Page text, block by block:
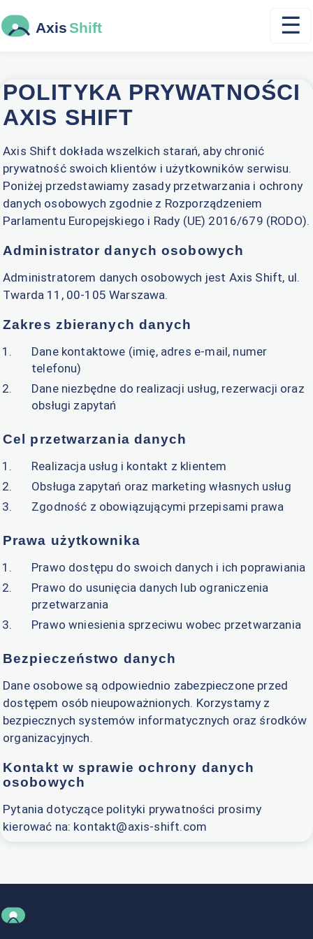
☰
POLITYKA PRYWATNOŚCI
AXIS SHIFT
Axis Shift dokłada wszelkich starań, aby chronić
prywatność swoich klientów i użytkowników serwisu.
Poniżej przedstawiamy zasady przetwarzania i ochrony
danych osobowych zgodnie z Rozporządzeniem
Parlamentu Europejskiego i Rady (UE) 2016/679 (RODO).
Administrator danych osobowych
Administratorem danych osobowych jest Axis Shift, ul.
Twarda 11, 00-105 Warszawa.
Zakres zbieranych danych
Dane kontaktowe (imię, adres e-mail, numer
telefonu)
Dane niezbędne do realizacji usług, rezerwacji oraz
obsługi zapytań
Cel przetwarzania danych
Realizacja usług i kontakt z klientem
Obsługa zapytań oraz marketing własnych usług
Zgodność z obowiązującymi przepisami prawa
Prawa użytkownika
Prawo dostępu do swoich danych i ich poprawiania
Prawo do usunięcia danych lub ograniczenia
przetwarzania
Prawo wniesienia sprzeciwu wobec przetwarzania
Bezpieczeństwo danych
Dane osobowe są odpowiednio zabezpieczone przed
dostępem osób nieupoważnionych. Korzystamy z
bezpiecznych systemów informatycznych oraz środków
organizacyjnych.
Kontakt w sprawie ochrony danych
osobowych
Pytania dotyczące polityki prywatności prosimy
kierować na: kontakt@axis-shift.com